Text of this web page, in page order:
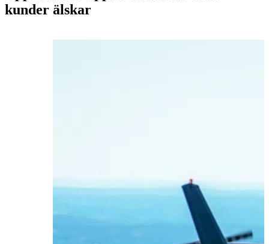
kunder älskar